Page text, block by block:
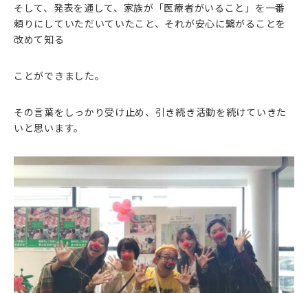
そして、発表を通して、家族が「医療者がいること」を一番
頼りにしていただいていたこと、それが安心に繋がることを
改めて知る
ことができました。
その言葉をしっかり受け止め、引き続き活動を続けていきた
いと思います。